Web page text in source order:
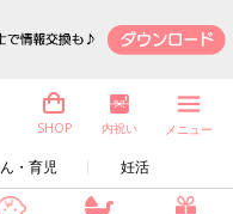
・育児 妊活
SHOP 内祝い メニュー